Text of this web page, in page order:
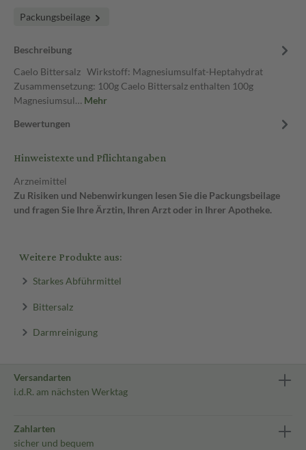
Packungsbeilage
Beschreibung
Caelo Bittersalz Wirkstoff: Magnesiumsulfat-Heptahydrat
Zusammensetzung: 100g Caelo Bittersalz enthalten 100g
Magnesiumsul… Mehr
Bewertungen
Hinweistexte und Pflichtangaben
Arzneimittel
Zu Risiken und Nebenwirkungen lesen Sie die Packungsbeilage
und fragen Sie Ihre Ärztin, Ihren Arzt oder in Ihrer Apotheke.
Weitere Produkte aus:
Starkes Abführmittel
Bittersalz
Darmreinigung
Versandarten
i.d.R. am nächsten Werktag
Zahlarten
sicher und bequem